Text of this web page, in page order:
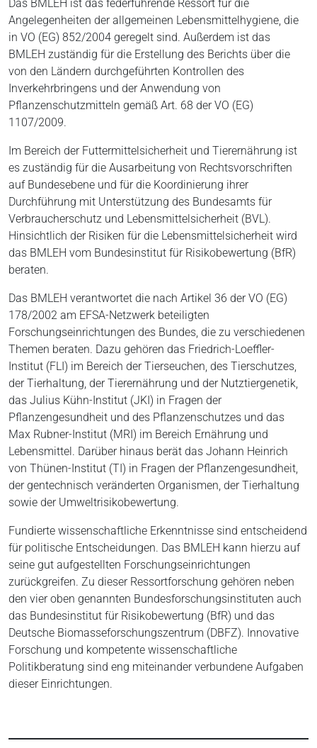
Das BMLEH ist das federführende Ressort für die
Angelegenheiten der allgemeinen Lebensmittelhygiene, die
in VO (EG) 852/2004 geregelt sind. Außerdem ist das
BMLEH zuständig für die Erstellung des Berichts über die
von den Ländern durchgeführten Kontrollen des
Inverkehrbringens und der Anwendung von
Pflanzenschutzmitteln gemäß Art. 68 der VO (EG)
1107/2009.
Im Bereich der Futtermittelsicherheit und Tierernährung ist
es zuständig für die Ausarbeitung von Rechtsvorschriften
auf Bundesebene und für die Koordinierung ihrer
Durchführung mit Unterstützung des Bundesamts für
Verbraucherschutz und Lebensmittelsicherheit (BVL).
Hinsichtlich der Risiken für die Lebensmittelsicherheit wird
das BMLEH vom Bundesinstitut für Risikobewertung (BfR)
beraten.
Das BMLEH verantwortet die nach Artikel 36 der VO (EG)
178/2002 am EFSA-Netzwerk beteiligten
Forschungseinrichtungen des Bundes, die zu verschiedenen
Themen beraten. Dazu gehören das Friedrich-Loeffler-
Institut (FLI) im Bereich der Tierseuchen, des Tierschutzes,
der Tierhaltung, der Tierernährung und der Nutztiergenetik,
das Julius Kühn-Institut (JKI) in Fragen der
Pflanzengesundheit und des Pflanzenschutzes und das
Max Rubner-Institut (MRI) im Bereich Ernährung und
Lebensmittel. Darüber hinaus berät das Johann Heinrich
von Thünen-Institut (TI) in Fragen der Pflanzengesundheit,
der gentechnisch veränderten Organismen, der Tierhaltung
sowie der Umweltrisikobewertung.
Fundierte wissenschaftliche Erkenntnisse sind entscheidend
für politische Entscheidungen. Das BMLEH kann hierzu auf
seine gut aufgestellten Forschungseinrichtungen
zurückgreifen. Zu dieser Ressortforschung gehören neben
den vier oben genannten Bundesforschungsinstituten auch
das Bundesinstitut für Risikobewertung (BfR) und das
Deutsche Biomasseforschungszentrum (DBFZ). Innovative
Forschung und kompetente wissenschaftliche
Politikberatung sind eng miteinander verbundene Aufgaben
dieser Einrichtungen.